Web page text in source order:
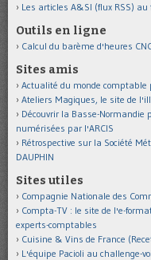
Les articles A&SI (flux RSS) au
Outils en ligne
Calcul du barème d'heures
Sites amis
Actualité du monde comptable
Ateliers Magiques, le site de
Découvrir la Basse-Normandie
numérisées par l'ARCIS
Rétrospective sur la Société
DAUPHIN
Sites utiles
Compagnie Nationale des
Compta-TV : le site de l'e-
experts-comptables
Cuisine & Vins de France
L'équipe Pacioli au challenge-